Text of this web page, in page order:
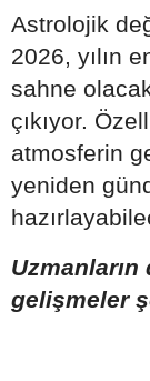
Astrolojik
2026, yılın
sahne
çıkıyor.
atmosferin
yeniden
gelişmeler